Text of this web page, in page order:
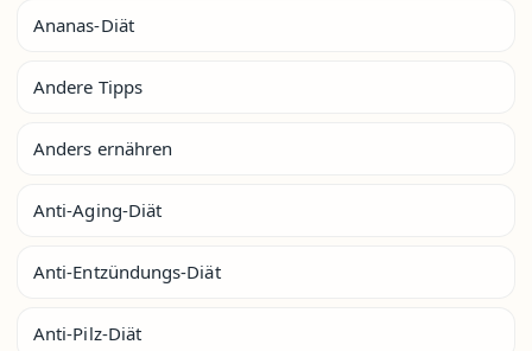
Ananas-Diät
Andere Tipps
Anders ernähren
Anti-Aging-Diät
Anti-Entzündungs-Diät
Anti-Pilz-Diät